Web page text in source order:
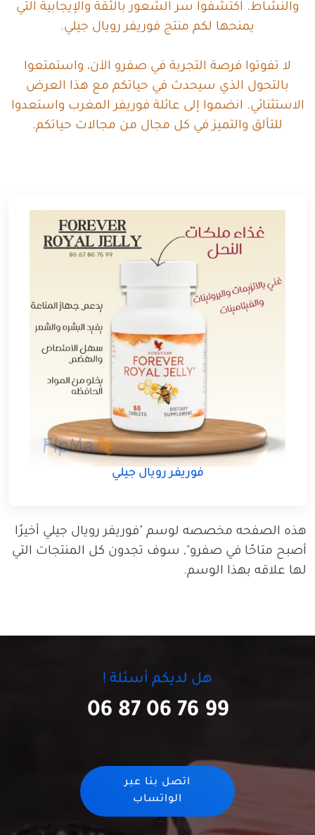
والنشاط. اكتشفوا سر الشعور بالثقة والإيجابية التي
يمنحها لكم منتج فوريفر رويال جيلي.
لا تفوتوا فرصة التجربة في صفرو الآن، واستمتعوا
بالتحول الذي سيحدث في حياتكم مع هذا العرض
الاستثنائي. انضموا إلى عائلة فوريفر المغرب واستعدوا
للتألق والتميز في كل مجال من مجالات حياتكم.
فوريفر رويال جيلي
هذه الصفحه مخصصه لوسم "فوريفر رويال جيلي أخيرًا
أصبح متاحًا في صفرو", سوف تجدون كل المنتجات التي
لها علاقه بهذا الوسم.
هل لديكم أسئلة !
06 87 06 76 99
اتصل بنا عبر
الواتساب